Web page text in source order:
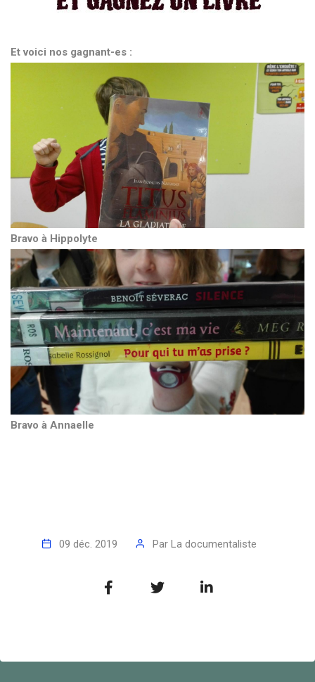
Et voici nos gagnant-es :
Bravo à Hippolyte
Bravo à Annaelle
09 déc. 2019 Par La documentaliste